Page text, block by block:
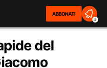
ABBONATI
2
del